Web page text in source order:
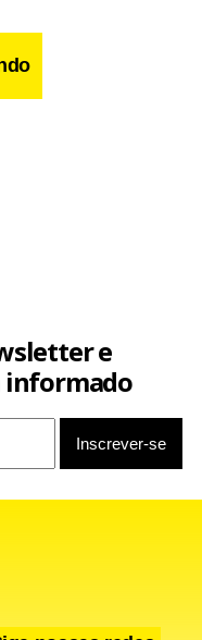
24 horas em
e com marcas de
e
informado